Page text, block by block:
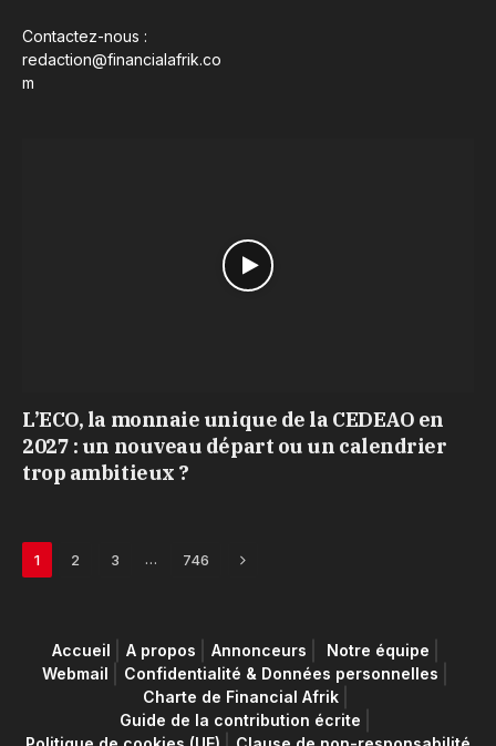
Contactez-nous :
redaction@financialafrik.co
m
L’ECO, la monnaie unique de la CEDEAO en
2027 : un nouveau départ ou un calendrier
trop ambitieux ?
1 2 3 … 746 Next
Accueil A propos Annonceurs
Notre équipe
Webmail
Confidentialité & Données personnelles
Charte de Financial Afrik
Guide de la contribution écrite